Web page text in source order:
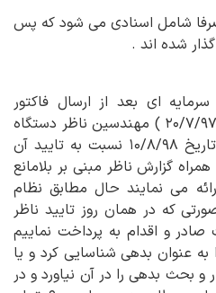
شامل اسنادی می شود که پس
شده اند .
سرمایه ای بعد از ارسال فاکتور
توسط پیمانکار ( تاریخ فاکتور۲۰/۷/۹۷ ) مهندسین ناظر دستگاه
اجرایی اقدام به بررسی و در تاریخ ۱۰/۸/۹۸ نسبت به تایید آن
همراه گزارش ناظر مبنی بر بلامانع
می نمایند حال مطابق نظام
که در همان روز تایید ناظر
پرداخت صادر و اقدام به پرداخت نماییم
به عنوان بدهی شناسایی کرد و یا
و بحث بدهی را در آن نیاورد و در